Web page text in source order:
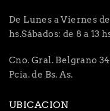
De Lunes a Viernes de
hs.Sábados: de 8 a 13
Cno. Gral. Belgrano
Pcia. de Bs. As.
UBICACION